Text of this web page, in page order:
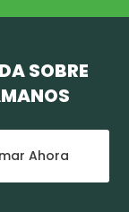
SOBRE
Ahora